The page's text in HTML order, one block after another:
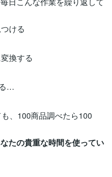
ける
換する
…
、100商品調べたら100
たの貴重な時間を使ってい